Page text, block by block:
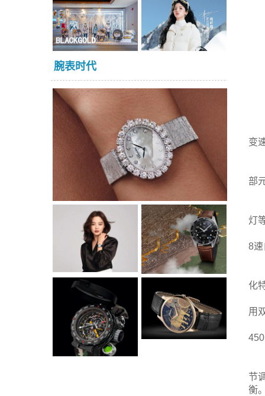
腕表时代
变
部
灯
8
化
用
节
衡